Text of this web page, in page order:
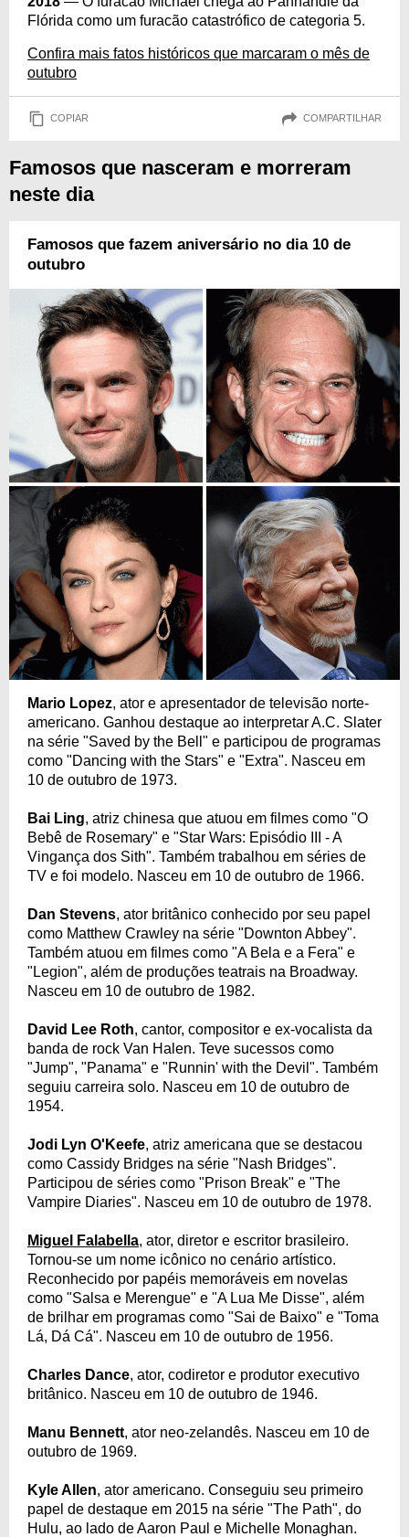
Flórida como um furacão catastrófico de categoria 5.
Confira mais fatos históricos que marcaram o mês de
outubro
COPIAR COMPARTILHAR
Famosos que nasceram e morreram
neste dia
Famosos que fazem aniversário no dia 10 de
outubro
Mario Lopez, ator e apresentador de televisão norte-
americano. Ganhou destaque ao interpretar A.C. Slater
na série "Saved by the Bell" e participou de programas
como "Dancing with the Stars" e "Extra". Nasceu em
10 de outubro de 1973.
Bai Ling, atriz chinesa que atuou em filmes como "O
Bebê de Rosemary" e "Star Wars: Episódio III - A
Vingança dos Sith". Também trabalhou em séries de
TV e foi modelo. Nasceu em 10 de outubro de 1966.
Dan Stevens, ator britânico conhecido por seu papel
como Matthew Crawley na série "Downton Abbey".
Também atuou em filmes como "A Bela e a Fera" e
"Legion", além de produções teatrais na Broadway.
Nasceu em 10 de outubro de 1982.
David Lee Roth, cantor, compositor e ex-vocalista da
banda de rock Van Halen. Teve sucessos como
"Jump", "Panama" e "Runnin' with the Devil". Também
seguiu carreira solo. Nasceu em 10 de outubro de
1954.
Jodi Lyn O'Keefe, atriz americana que se destacou
como Cassidy Bridges na série "Nash Bridges".
Participou de séries como "Prison Break" e "The
Vampire Diaries". Nasceu em 10 de outubro de 1978.
Miguel Falabella, ator, diretor e escritor brasileiro.
Tornou-se um nome icônico no cenário artístico.
Reconhecido por papéis memoráveis em novelas
como "Salsa e Merengue" e "A Lua Me Disse", além
de brilhar em programas como "Sai de Baixo" e "Toma
Lá, Dá Cá". Nasceu em 10 de outubro de 1956.
Charles Dance, ator, codiretor e produtor executivo
britânico. Nasceu em 10 de outubro de 1946.
Manu Bennett, ator neo-zelandês. Nasceu em 10 de
outubro de 1969.
Kyle Allen, ator americano. Conseguiu seu primeiro
papel de destaque em 2015 na série "The Path", do
Hulu, ao lado de Aaron Paul e Michelle Monaghan.